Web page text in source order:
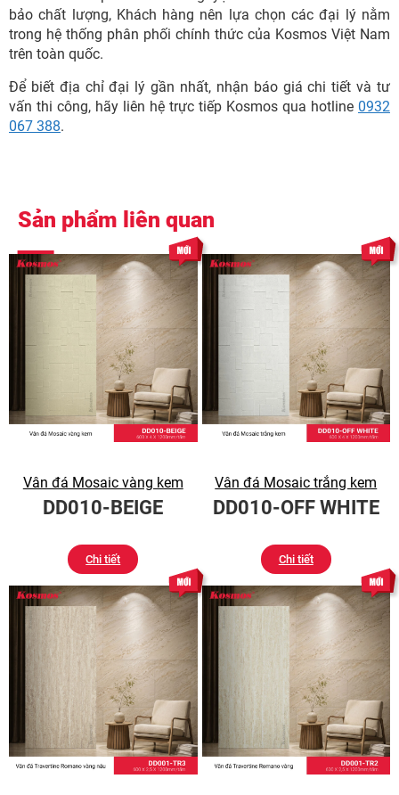
bảo chất lượng, Khách hàng nên lựa chọn các đại lý nằm
trong hệ thống phân phối chính thức của Kosmos Việt Nam
trên toàn quốc.
Để biết địa chỉ đại lý gần nhất, nhận báo giá chi tiết và tư
vấn thi công, hãy liên hệ trực tiếp Kosmos qua hotline 0932
067 388.
Sản phẩm liên quan
Vân đá Mosaic vàng kem
DD010-BEIGE
Chi tiết
Vân đá Mosaic trắng kem
DD010-OFF WHITE
Chi tiết